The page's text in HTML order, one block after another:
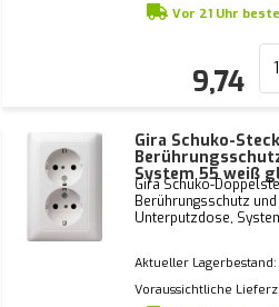
Vor 21 Uhr
9,74
Gira Schuko-
System 55 weiß
Gira Schuko-
Berührungsschutz
Unterputzdose,
Aktueller Lagerbestand:
Voraussichtliche